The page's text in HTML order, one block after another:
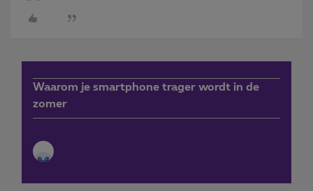
Waarom je smartphone trager wordt in de
zomer